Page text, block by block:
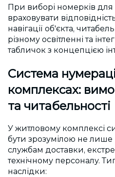
При виборі номерків
враховувати
навігації об'єкта,
різному освітленні та
табличок з концепцією
Система
комплексах:
та читабельності
У житловому комплексі
бути зрозумілою не
службам доставки,
технічному персоналу.
наслідки: